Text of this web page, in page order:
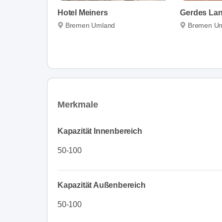
Hotel Meiners
Bremen Umland
Gerdes
Bremen
Merkmale
Kapazität Innenbereich
50-100
Kapazität Außenbereich
50-100